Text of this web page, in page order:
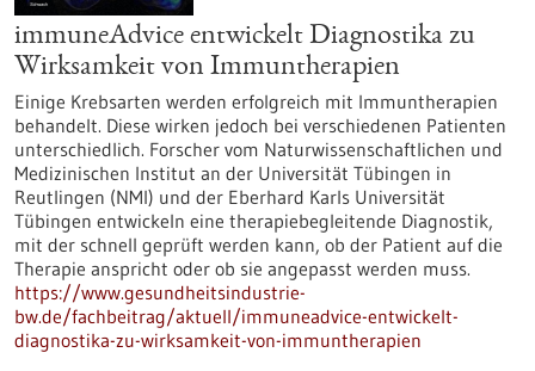
immuneAdvice entwickelt Diagnostika zu
Wirksamkeit von Immuntherapien
Einige Krebsarten werden erfolgreich mit Immuntherapien
behandelt. Diese wirken jedoch bei verschiedenen Patienten
unterschiedlich. Forscher vom Naturwissenschaftlichen und
Medizinischen Institut an der Universität Tübingen in
Reutlingen (NMI) und der Eberhard Karls Universität
Tübingen entwickeln eine therapiebegleitende Diagnostik,
mit der schnell geprüft werden kann, ob der Patient auf die
Therapie anspricht oder ob sie angepasst werden muss.
https://www.gesundheitsindustrie-
bw.de/fachbeitrag/aktuell/immuneadvice-entwickelt-
diagnostika-zu-wirksamkeit-von-immuntherapien